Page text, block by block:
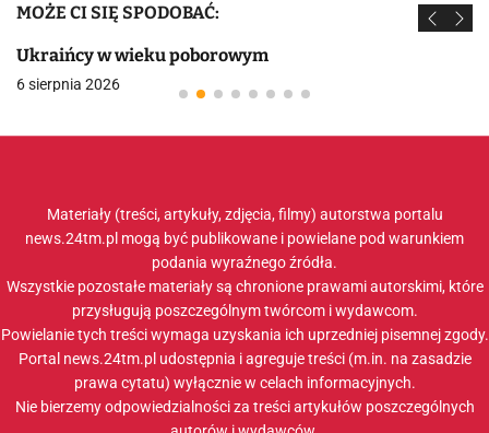
MOŻE CI SIĘ SPODOBAĆ:
Ukraińcy w wieku poborowym
6 sierpnia 2026
Materiały (treści, artykuły, zdjęcia, filmy) autorstwa portalu
news.24tm.pl mogą być publikowane i powielane pod warunkiem
podania wyraźnego źródła.
Wszystkie pozostałe materiały są chronione prawami autorskimi, które
przysługują poszczególnym twórcom i wydawcom.
Powielanie tych treści wymaga uzyskania ich uprzedniej pisemnej zgody.
Portal news.24tm.pl udostępnia i agreguje treści (m.in. na zasadzie
prawa cytatu) wyłącznie w celach informacyjnych.
Nie bierzemy odpowiedzialności za treści artykułów poszczególnych